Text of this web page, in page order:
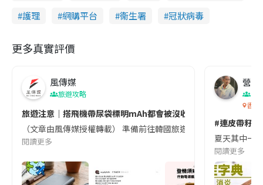
護理
網購平台 衞生署 冠狀病毒
更多真實評價
風傳媒
旅遊攻略
旅遊注意｜搭飛機帶尿袋標明mAh都會被沒收😱出發前切記檢查
（文章由風傳媒授權轉載） 準備前往韓國旅遊的民眾，近期要
閱讀更多
營養
香港
#連皮帶籽
夏天其中一
閱讀更多